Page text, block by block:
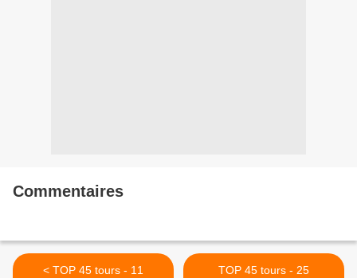
Commentaires
< TOP 45 tours - 11
TOP 45 tours - 25